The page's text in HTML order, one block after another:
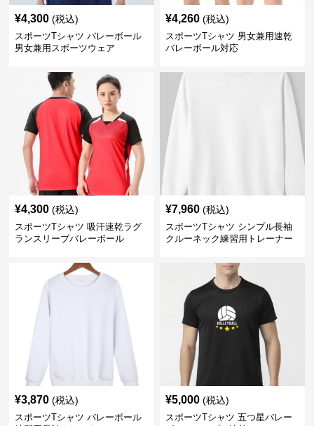
¥4,300 (税込)
スポーツTシャツ バレーボール
男女兼用スポーツウェア
¥4,260 (税込)
スポーツTシャツ 男女兼用速乾
バレーボール対応
¥4,300 (税込)
スポーツTシャツ 吸汗速乾ラグ
ランスリーブバレーボール
¥7,960 (税込)
スポーツTシャツ シンプル長袖
クルーネック練習用トレーナー
¥3,870 (税込)
スポーツTシャツ バレーボール
¥5,000 (税込)
スポーツTシャツ 五つ星バレー